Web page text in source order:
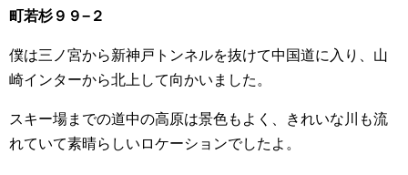
町若杉９９−２
僕は三ノ宮から新神戸トンネルを抜けて中国道に入り、山
崎インターから北上して向かいました。
スキー場までの道中の高原は景色もよく、きれいな川も流
れていて素晴らしいロケーションでしたよ。